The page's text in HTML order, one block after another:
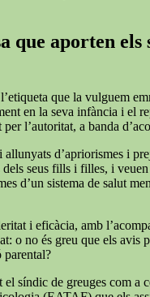
que aporten els
que la vulguem
en la seva infància i el
l’autoritat, a banda
d’apriorismes i
seus fills i filles, i
d’un sistema de salut
i eficàcia, amb
o no és greu que els avis
parental?
síndic de greuges com a